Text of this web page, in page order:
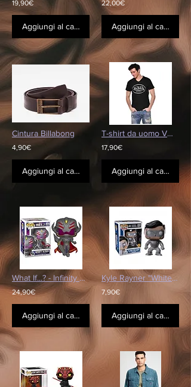
19,90€
Aggiungi al carrello
22,00€
Aggiungi al carrello
Cintura Billabong
4,90€
Aggiungi al carrello
T-shirt da uomo VON DUTCH - Logo con scollo a V
17,90€
Aggiungi al carrello
What If...? - Infinity Ultron
24,90€
Aggiungi al carrello
Kyle Rayner "White Lantern" Glow in the Dark
7,90€
Aggiungi al carrello